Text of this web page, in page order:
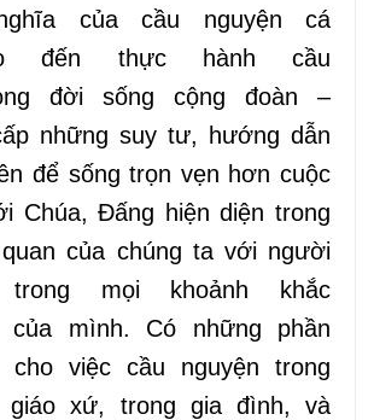
của cầu nguyện cá
đến thực hànhcầu
đời sống cộng đoàn –
những suy tư, hướng dẫn
để sống trọn vẹn hơn cuộc
Chúa, Đấng hiện diện trong
quan của chúng ta với người
mọi khoảnh khắc
của mình. Có những phần
cho việc cầu nguyện trong
giáo xứ, trong gia đình, và